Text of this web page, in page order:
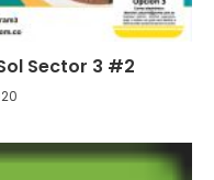
Sector 3 #2